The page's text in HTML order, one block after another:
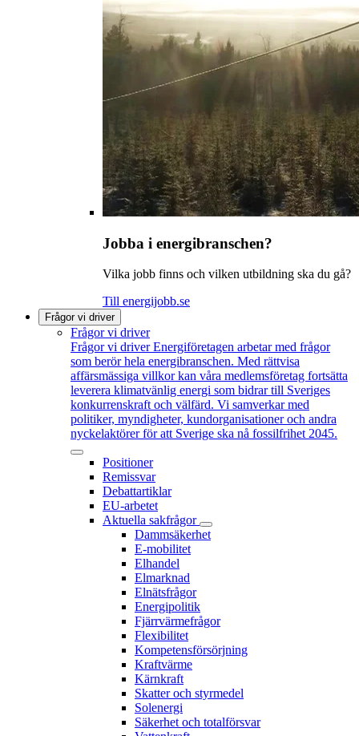
Jobba i energibranschen?
Vilka jobb finns och vilken utbildning ska du gå?
Till energijobb.se
Frågor vi driver
Frågor vi driver
Frågor vi driver Energiföretagen arbetar med frågor
som berör hela energibranschen. Med rättvisa
affärsmässiga villkor kan våra medlemsföretag fortsätta
leverera klimatvänlig energi som bidrar till Sveriges
konkurrenskraft och välfärd. Vi samverkar med
politiker, myndigheter, kundorganisationer och andra
nyckelaktörer för att Sverige ska nå fossilfrihet 2045.
Positioner
Remissvar
Debattartiklar
EU-arbetet
Aktuella sakfrågor
Dammsäkerhet
E-mobilitet
Elhandel
Elmarknad
Elnätsfrågor
Energipolitik
Fjärrvärmefrågor
Flexibilitet
Kompetensförsörjning
Kraftvärme
Kärnkraft
Skatter och styrmedel
Solenergi
Säkerhet och totalförsvar